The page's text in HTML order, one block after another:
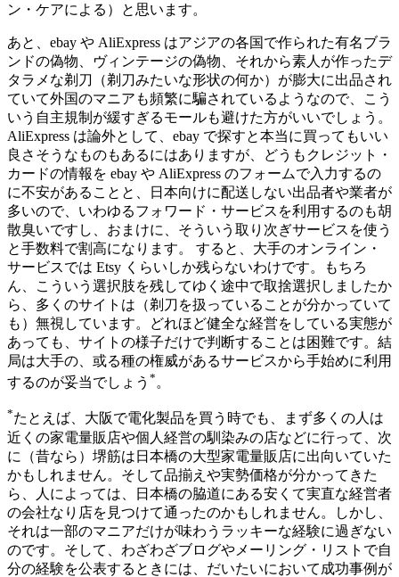
ン・ケアによる）と思います。
あと、ebay や AliExpress はアジアの各国で作られた有名ブラ
ンドの偽物、ヴィンテージの偽物、それから素人が作ったデ
タラメな剃刀（剃刀みたいな形状の何か）が膨大に出品され
ていて外国のマニアも頻繁に騙されているようなので、こう
いう自主規制が緩すぎるモールも避けた方がいいでしょう。
AliExpress は論外として、ebay で探すと本当に買ってもいい
良さそうなものもあるにはありますが、どうもクレジット・
カードの情報を ebay や AliExpress のフォームで入力するの
に不安があることと、日本向けに配送しない出品者や業者が
多いので、いわゆるフォワード・サービスを利用するのも胡
散臭いですし、おまけに、そういう取り次ぎサービスを使う
と手数料で割高になります。 すると、大手のオンライン・
サービスでは Etsy くらいしか残らないわけです。もちろ
ん、こういう選択肢を残してゆく途中で取捨選択しましたか
ら、多くのサイトは（剃刀を扱っていることが分かっていて
も）無視しています。どれほど健全な経営をしている実態が
あっても、サイトの様子だけで判断することは困難です。結
局は大手の、或る種の権威があるサービスから手始めに利用
するのが妥当でしょう *。
*たとえば、大阪で電化製品を買う時でも、まず多くの人は
近くの家電量販店や個人経営の馴染みの店などに行って、次
に（昔なら）堺筋は日本橋の大型家電量販店に出向いていた
かもしれません。そして品揃えや実勢価格が分かってきた
ら、人によっては、日本橋の脇道にある安くて実直な経営者
の会社なり店を見つけて通ったのかもしれません。しかし、
それは一部のマニアだけが味わうラッキーな経験に過ぎない
のです。そして、わざわざブログやメーリング・リストで自
分の経験を公表するときには、だいたいにおいて成功事例が